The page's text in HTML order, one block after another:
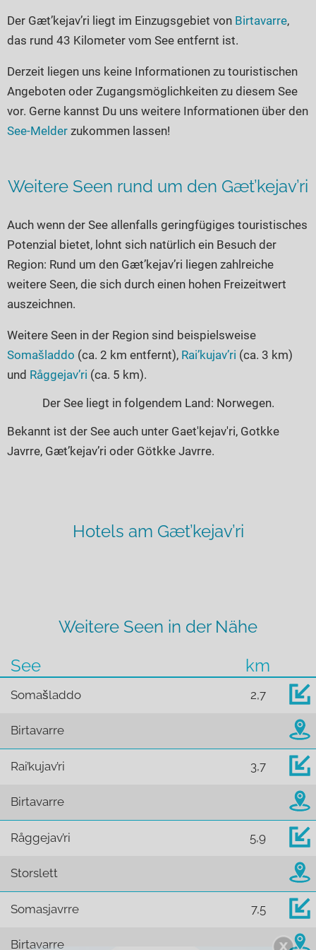
Österreich
Frankreich
Niederlande
Schweden
alle Länder…
Der Gæt’kejav’ri liegt im Einzugsgebiet von Birtavarre,
das rund 43 Kilometer vom See entfernt ist.
Derzeit liegen uns keine Informationen zu touristischen
Angeboten oder Zugangsmöglichkeiten zu diesem See
vor. Gerne kannst Du uns weitere Informationen über den
See-Melder zukommen lassen!
Weitere Seen rund um den Gæt’kejav’ri
Auch wenn der See allenfalls geringfügiges touristisches
Potenzial bietet, lohnt sich natürlich ein Besuch der
Region: Rund um den Gæt’kejav’ri liegen zahlreiche
weitere Seen, die sich durch einen hohen Freizeitwert
auszeichnen.
Weitere Seen in der Region sind beispielsweise
Somašladdo (ca. 2 km entfernt), Rai’kujav’ri (ca. 3 km)
und Råggejav’ri (ca. 5 km).
Der See liegt in folgendem Land: Norwegen.
Bekannt ist der See auch unter Gaet'kejav'ri, Gotkke
Javrre, Gæt’kejav’ri oder Götkke Javrre.
Hotels am Gæt’kejav’ri
Weitere Seen in der Nähe
See
km
Somašladdo 2,7
Birtavarre
Rai’kujav’ri 3,7
Birtavarre
Råggejav’ri 5,9
Storslett
Somasjavrre 7,5
Birtavarre